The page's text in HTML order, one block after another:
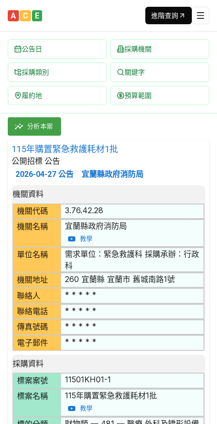
A C E 進階查詢
公告日 採購機關
採購類別 關鍵字
履約地 預算範圍
115年購置緊急救護耗材1批 招標公告 | 案號：11501KH01-1
採購類別：財物類 醫療,外科及矯形設備 | 招標方式：公開
分析本案
115年購置緊急救護耗材1批
公開招標 公告
2026-04-27 公告 宜蘭縣政府消防局
招標公告詳細內容
機關資料
機關代碼
3.76.42.28
機關名稱 宜蘭縣政府消防局
教學
單位名稱
需求單位：緊急救護科 採購承辦：行政
科
機關地址 260 宜蘭縣 宜蘭市 舊城南路1號
聯絡人 * * * * *
聯絡電話 * * * * *
傳真號碼 * * * * *
電子郵件 * * * * *
採購資料
標案案號
11501KH01-1
標案名稱 115年購置緊急救護耗材1批
教學